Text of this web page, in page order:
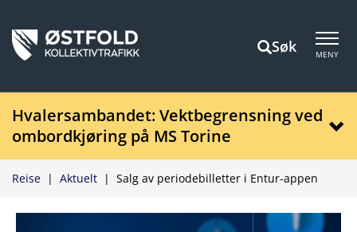
Søk MENY
Hvalersambandet: Vektbegrensning ved
ombordkjøring på MS Torine
Salg av periodebilletter i Entur-appen
|
Aktuelt
|
Reise